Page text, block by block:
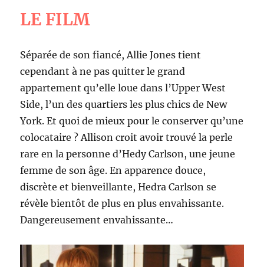
LE FILM
Séparée de son fiancé, Allie Jones tient
cependant à ne pas quitter le grand
appartement qu’elle loue dans l’Upper West
Side, l’un des quartiers les plus chics de New
York. Et quoi de mieux pour le conserver qu’une
colocataire ? Allison croit avoir trouvé la perle
rare en la personne d’Hedy Carlson, une jeune
femme de son âge. En apparence douce,
discrète et bienveillante, Hedra Carlson se
révèle bientôt de plus en plus envahissante.
Dangereusement envahissante…